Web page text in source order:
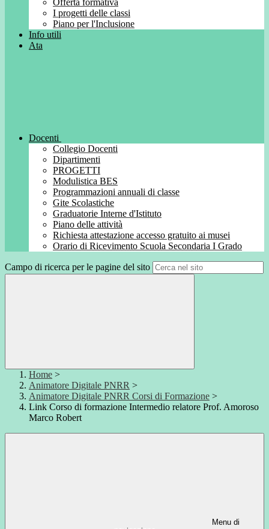
Offerta formativa
I progetti delle classi
Piano per l'Inclusione
Info utili
Ata
Docenti
Collegio Docenti
Dipartimenti
PROGETTI
Modulistica BES
Programmazioni annuali di classe
Gite Scolastiche
Graduatorie Interne d'Istituto
Piano delle attività
Richiesta attestazione accesso gratuito ai musei
Orario di Ricevimento Scuola Secondaria I Grado
Campo di ricerca per le pagine del sito
Home >
Animatore Digitale PNRR >
Animatore Digitale PNRR Corsi di Formazione >
Link Corso di formazione Intermedio relatore Prof. Amoroso
Marco Robert
Menu di